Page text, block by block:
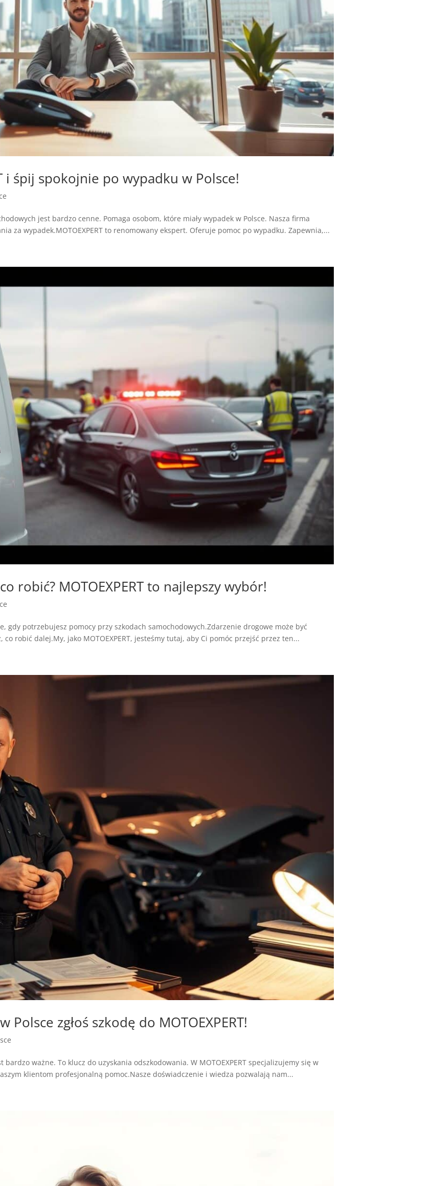
i śpij spokojnie po wypadku w Polsce!
jest bardzo cenne. Pomaga osobom, które miały wypadek w Polsce. Nasza firma
za wypadek.MOTOEXPERT to renomowany ekspert. Oferuje pomoc po wypadku. Zapewnia,...
robić? MOTOEXPERT to najlepszy wybór!
gdy potrzebujesz pomocy przy szkodach samochodowych.Zdarzenie drogowe może być
robić dalej.My, jako MOTOEXPERT, jesteśmy tutaj, aby Ci pomóc przejść przez ten...
zgłoś szkodę do MOTOEXPERT!
bardzo ważne. To klucz do uzyskania odszkodowania. W MOTOEXPERT specjalizujemy się w
klientom profesjonalną pomoc.Nasze doświadczenie i wiedza pozwalają nam...